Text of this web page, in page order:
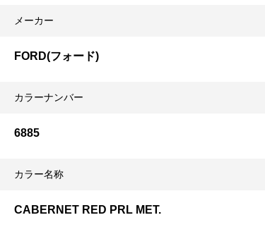
メーカー
FORD(フォード)
カラーナンバー
6885
カラー名称
CABERNET RED PRL MET.